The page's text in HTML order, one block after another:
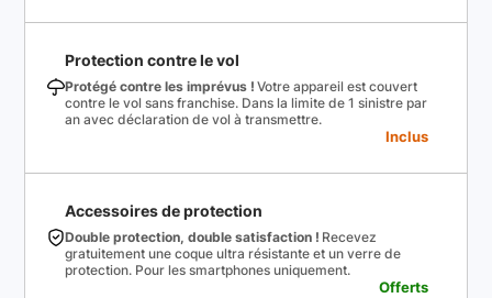
Protection contre le vol
Protégé contre les imprévus ! Votre appareil est couvert
contre le vol sans franchise. Dans la limite de 1 sinistre par
an avec déclaration de vol à transmettre.
Inclus
Accessoires de protection
Double protection, double satisfaction ! Recevez
gratuitement une coque ultra résistante et un verre de
protection. Pour les smartphones uniquement.
Offerts